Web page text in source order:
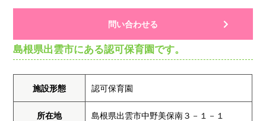
問い合わせる
島根県出雲市にある認可保育園です。
施設形態 認可保育園
所在地 島根県出雲市中野美保南３－１－１